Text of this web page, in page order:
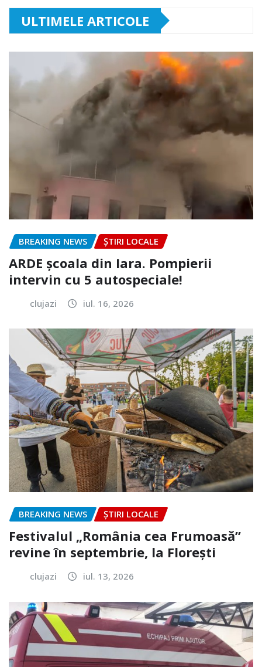
ULTIMELE ARTICOLE
BREAKING NEWS ȘTIRI LOCALE
ARDE școala din Iara. Pompierii
intervin cu 5 autospeciale!
clujazi iul. 16, 2026
BREAKING NEWS ȘTIRI LOCALE
Festivalul „România cea Frumoasă”
revine în septembrie, la Florești
clujazi iul. 13, 2026